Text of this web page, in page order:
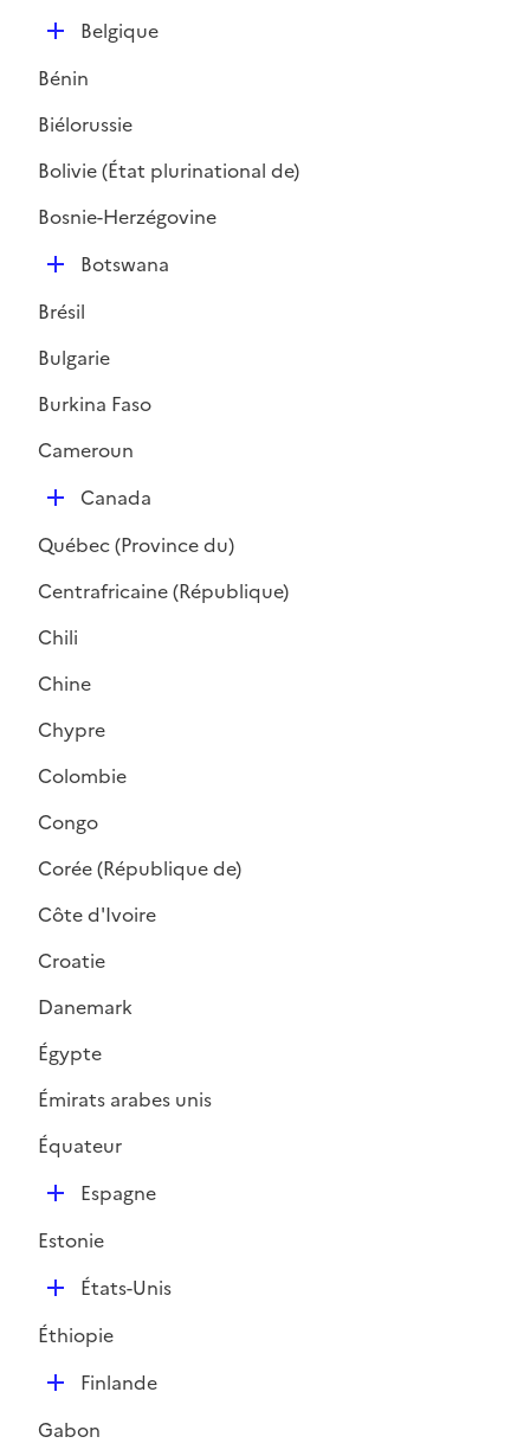
D
p
l
e
Belgique
Bénin
Biélorussie
Bolivie (État plurinational de)
Bosnie-Herzégovine
D
p
l
i
e
Botswana
Brésil
Bulgarie
Burkina Faso
Cameroun
D
p
l
e
Canada
Québec (Province du)
Centrafricaine (République)
Chili
Chine
Chypre
Colombie
Congo
Corée (République de)
Côte d'Ivoire
Croatie
Danemark
Égypte
Émirats arabes unis
Équateur
D
p
e
Espagne
Estonie
D
p
e
États-Unis
Éthiopie
D
p
Finlande
Gabon